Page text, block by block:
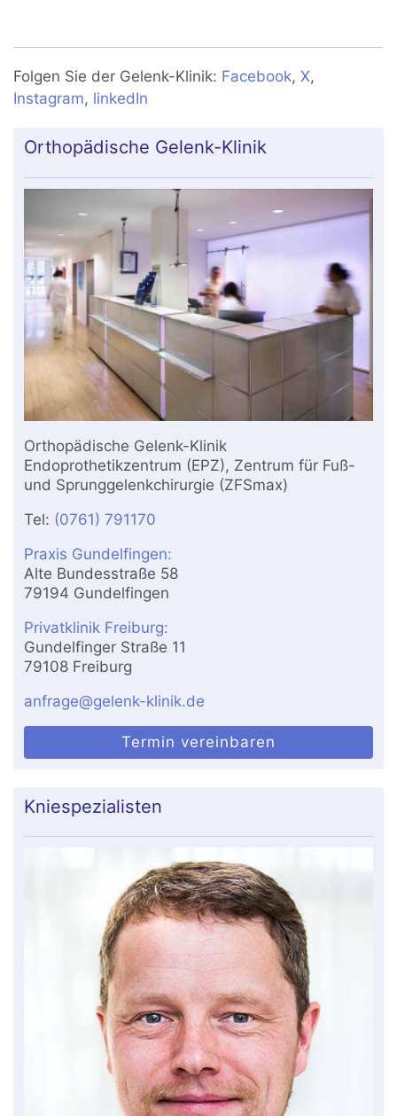
Folgen Sie der Gelenk-Klinik: Facebook,X,
Instagram, linkedIn
Orthopädische Gelenk-Klinik
Orthopädische Gelenk-Klinik
Endoprothetikzentrum (EPZ), Zentrum für Fuß-
und Sprunggelenkchirurgie (ZFSmax)
Tel: (0761) 791170
Praxis Gundelfingen:
Alte Bundesstraße 58
79194 Gundelfingen
Privatklinik Freiburg:
Gundelfinger Straße 11
79108 Freiburg
anfrage@gelenk-klinik.de
Termin vereinbaren
Kniespezialisten